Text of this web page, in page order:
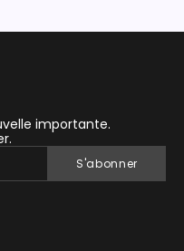
importante.
S'abonner